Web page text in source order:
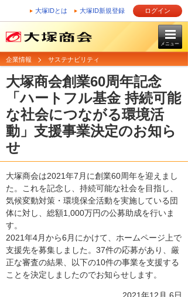
大塚IDとは 大塚ID新規登録 ログイン
メニュー
企業情報 サステナビリティ
大塚商会創業60周年記念
「ハートフル基金 持続可能
な社会につながる環境活
動」支援事業決定のお知ら
せ
大塚商会は2021年7月に創業60周年を迎えまし
た。これを記念し、持続可能な社会を目指し、
気候変動対策・環境保全活動を実施している団
体に対し、総額1,000万円の公募助成を行いま
す。
2021年4月から6月にかけて、ホームページ上で
支援先を募集しました。37件の応募があり、厳
正な審査の結果、以下の10件の事業を支援する
ことを決定しましたのでお知らせします。